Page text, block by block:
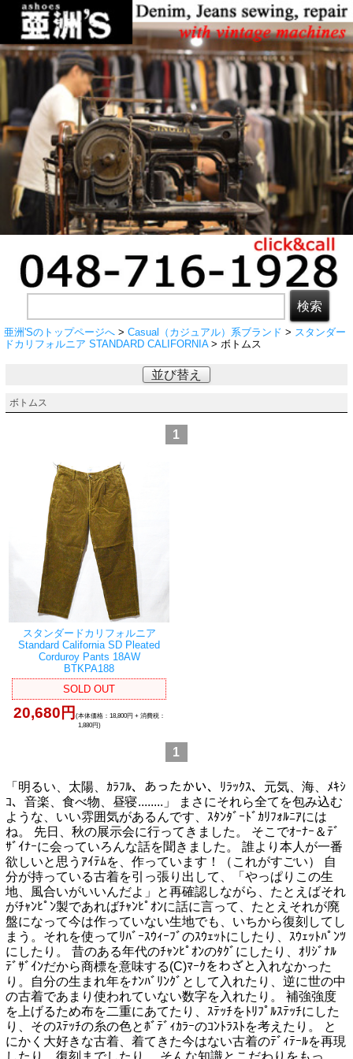
亜洲'Sのトップページへ > Casual（カジュアル）系ブランド > スタンダー
ドカリフォルニア STANDARD CALIFORNIA> ボトムス
並び替え
ボトムス
1
スタンダードカリフォルニア
Standard California SD Pleated
Corduroy Pants 18AW
BTKPA188
SOLD OUT
20,680円 (本体価格：18,800円 + 消費税：
1,880円)
1
「明るい、太陽、ｶﾗﾌﾙ、あったかい、ﾘﾗｯｸｽ、元気、海、ﾒｷｼ
ｺ、音楽、食べ物、昼寝........」 まさにそれら全てを包み込む
ような、いい雰囲気があるんです、ｽﾀﾝﾀﾞｰﾄﾞｶﾘﾌｫﾙﾆｱには
ね。 先日、秋の展示会に行ってきました。 そこでｵｰﾅｰ＆ﾃﾞ
ｻﾞｲﾅｰに会っていろんな話を聞きました。 誰より本人が一番
欲しいと思うｱｲﾃﾑを、作っています！（これがすごい） 自
分が持っている古着を引っ張り出して、「やっぱりこの生
地、風合いがいいんだよ」と再確認しながら、たとえばそれ
がﾁｬﾝﾋﾟﾝ製であればﾁｬﾝﾋﾟｵﾝに話に言って、たとえそれが廃
盤になって今は作っていない生地でも、いちから復刻してし
まう。それを使ってﾘﾊﾞｰｽｳｨｰﾌﾞのｽｳｪｯﾄにしたり、ｽｳｪｯﾄﾊﾟﾝﾂ
にしたり。 昔のある年代のﾁｬﾝﾋﾟｵﾝのﾀｸﾞにしたり、ｵﾘｼﾞﾅﾙ
ﾃﾞｻﾞｲﾝだから商標を意味する(C)ﾏｰｸをわざと入れなかった
り。自分の生まれ年をﾅﾝﾊﾞﾘﾝｸﾞとして入れたり、逆に世の中
の古着であまり使われていない数字を入れたり。 補強強度
を上げるため布を二重にあてたり、ｽﾃｯﾁをﾄﾘﾌﾟﾙｽﾃｯﾁにした
り、そのｽﾃｯﾁの糸の色とﾎﾞﾃﾞｨｶﾗｰのｺﾝﾄﾗｽﾄを考えたり。 と
にかく大好きな古着、着てきた今はない古着のﾃﾞｨﾃｰﾙを再現